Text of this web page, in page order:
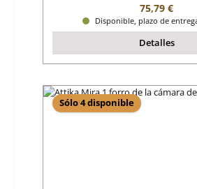
Precio
75,79 €
Disponible, plazo de
Detalles
Sólo 4 disponible